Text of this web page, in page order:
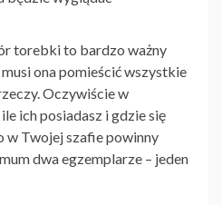
torebki to bardzo ważny
ona pomieścić wszystkie
Oczywiście w
ich posiadasz i gdzie się
w Twojej szafie powinny
dwa egzemplarze – jeden